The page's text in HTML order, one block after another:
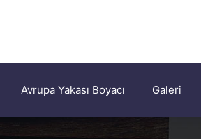
Avrupa Yakası Boyacı Galeri